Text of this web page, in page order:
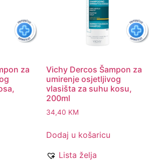
za
Vichy Dercos Šampon za
umirenje osjetljivog
vlasišta za suhu kosu,
200ml
34,40 KM
Dodaj u košaricu
Lista želja